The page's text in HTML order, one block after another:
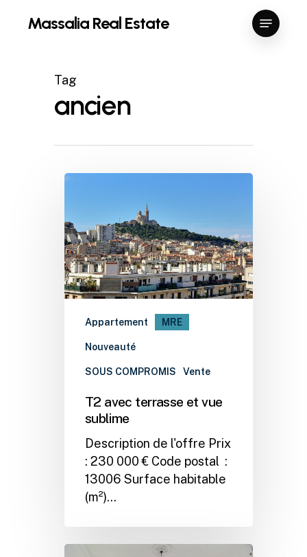
Massalia Real Estate Menu
Tag
ancien
Appartement MRE
Nouveauté
SOUS COMPROMIS Vente
T2 avec terrasse et vue
sublime
Description de l'offre Prix
: 230 000 € Code postal :
13006 Surface habitable
(m²)…